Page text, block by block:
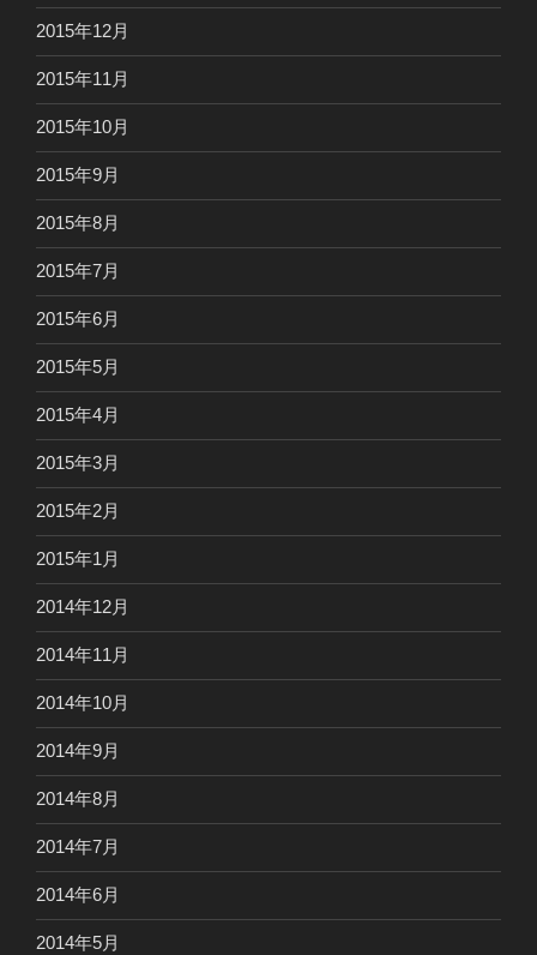
2015年12月
2015年11月
2015年10月
2015年9月
2015年8月
2015年7月
2015年6月
2015年5月
2015年4月
2015年3月
2015年2月
2015年1月
2014年12月
2014年11月
2014年10月
2014年9月
2014年8月
2014年7月
2014年6月
2014年5月